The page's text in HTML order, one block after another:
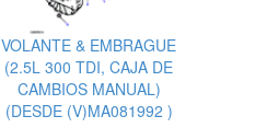
VOLANTE & EMBRAGUE
(2.5L 300 TDI, CAJA DE
CAMBIOS MANUAL)
(DESDE (V)MA081992 )